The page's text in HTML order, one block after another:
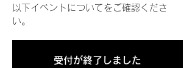
以下イベントについてをご確認くださ
い。
受付が終了しました